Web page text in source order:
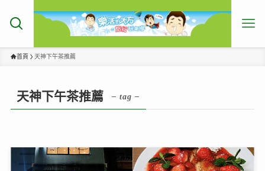
首頁 天神下午茶推薦
天神下午茶推薦 – tag –